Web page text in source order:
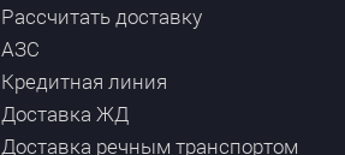
Рассчитать доставку
АЗС
Кредитная линия
Доставка ЖД
Доставка речным транспортом